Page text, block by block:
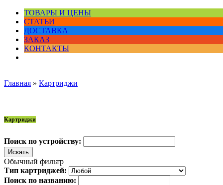
ТОВАРЫ И ЦЕНЫ
СТАТЬИ
ДОСТАВКА
ЗАКАЗ
КОНТАКТЫ
Главная » Картриджи
Картриджи
Поиск по устройству:
Обычный фильтр
Тип картриджей:
Поиск по названию: